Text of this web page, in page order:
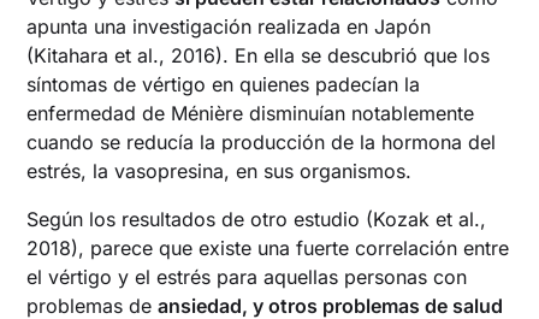
apunta una investigación realizada en Japón
(Kitahara et al., 2016). En ella se descubrió que los
síntomas de vértigo en quienes padecían la
enfermedad de Ménière disminuían notablemente
cuando se reducía la producción de la hormona del
estrés, la vasopresina, en sus organismos.
Según los resultados de otro estudio (Kozak et al.,
2018), parece que existe una fuerte correlación entre
el vértigo y el estrés para aquellas personas con
problemas deansiedad, y otros problemas de salud